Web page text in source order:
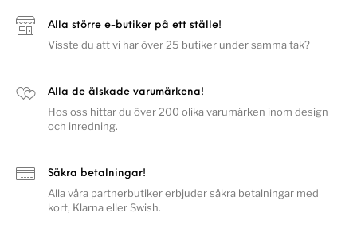
Alla större e-butiker på ett ställe!
Visste du att vi har över 25 butiker under samma tak?
Alla de älskade varumärkena!
Hos oss hittar du över 200 olika varumärken inom design
och inredning.
Säkra betalningar!
Alla våra partnerbutiker erbjuder säkra betalningar med
kort, Klarna eller Swish.